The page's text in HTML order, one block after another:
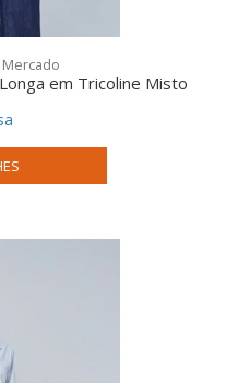
em Tricoline Misto